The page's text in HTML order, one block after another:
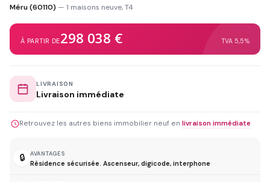
Méru (60110) — 1 maisons neuve, T4
À PARTIR DE298 038 € TVA 5,5%
LIVRAISON
Livraison immédiate
Retrouvez les autres biens immobilier neuf en livraison immédiate
🔒 AVANTAGES
Résidence sécurisée. Ascenseur, digicode, interphone